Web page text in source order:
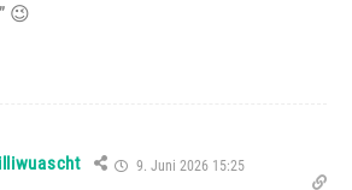
😉
9. Juni 2026 15:25